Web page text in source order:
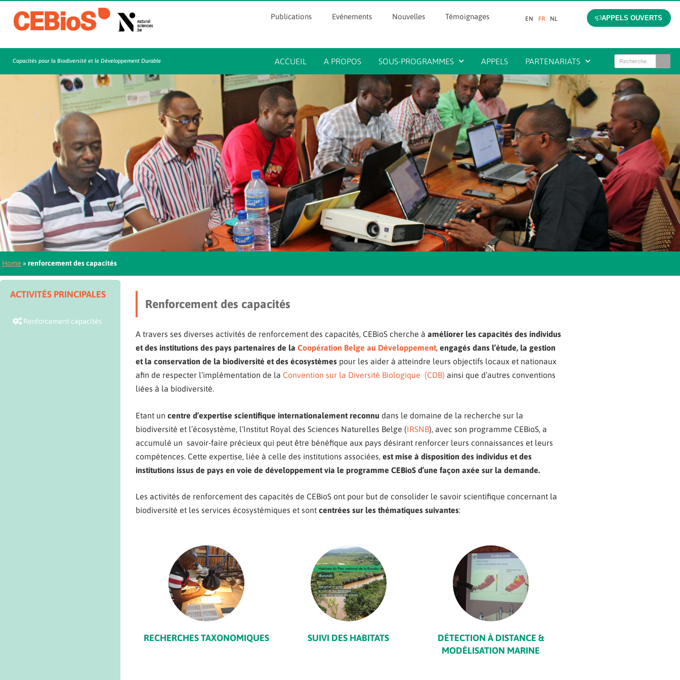
Publications Evénements Nouvelles Témoignages EN FR NL APPELS OUVERTS
Capacités pour la Biodiversité et le Développement Durable​ ACCUEIL A PROPOS SOUS-PROGRAMMES APPELS PARTENARIATS
Home » renforcement des capacités
ACTIVITÉS PRINCIPALES
Renforcement capacités
Renforcement des capacités
A travers ses diverses activités de renforcement des capacités, CEBioS cherche à améliorer les capacités des individus
et des institutions des pays partenaires de la Coopération Belge au Développement, engagés dans l’étude, la gestion
et la conservation de la biodiversité et des écosystèmespour les aider à atteindre leurs objectifs locaux et nationaux
afin de respecter l’implémentation de la Convention sur la Diversité Biologique (CDB) ainsi que d’autres conventions
liées à la biodiversité.
Etant un centre d’expertise scientifique internationalement reconnu dans le domaine de la recherche sur la
biodiversité et l’écosystème, l’Institut Royal des Sciences Naturelles Belge (IRSNB), avec son programme CEBioS, a
accumulé un savoir-faire précieux qui peut être bénéfique aux pays désirant renforcer leurs connaissances et leurs
compétences. Cette expertise, liée à celle des institutions associées, est mise à disposition des individus et des
institutions issus de pays en voie de développement via le programme CEBioS d’une façon axée sur la demande.
Les activités de renforcement des capacités de CEBioS ont pour but de consolider le savoir scientifique concernant la
biodiversité et les services écosystémiques et sont centrées sur les thématiques suivantes:
RECHERCHES TAXONOMIQUES SUIVI DES HABITATS
DÉTECTION À DISTANCE &
MODÉLISATION MARINE